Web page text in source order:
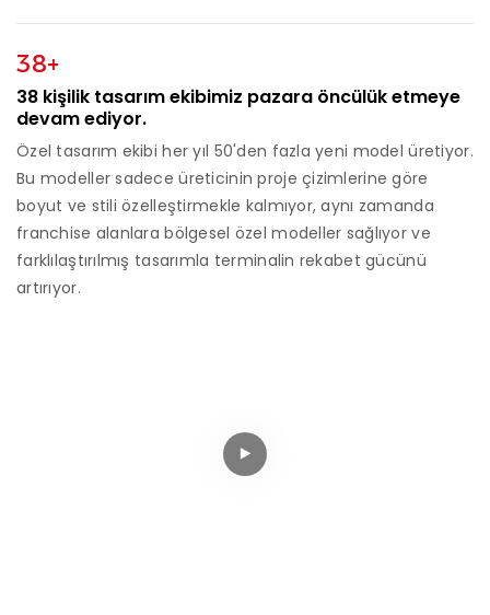
38+
38 kişilik tasarım ekibimiz pazara öncülük etmeye
devam ediyor.
Özel tasarım ekibi her yıl 50'den fazla yeni model üretiyor.
Bu modeller sadece üreticinin proje çizimlerine göre
boyut ve stili özelleştirmekle kalmıyor, aynı zamanda
franchise alanlara bölgesel özel modeller sağlıyor ve
farklılaştırılmış tasarımla terminalin rekabet gücünü
artırıyor.